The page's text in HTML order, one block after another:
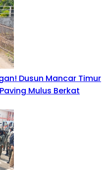
Dusun Mancar Timur
Mulus Berkat